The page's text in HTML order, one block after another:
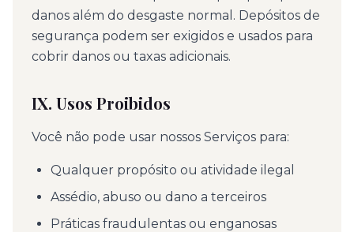
danos além do desgaste normal. Depósitos de
segurança podem ser exigidos e usados para
cobrir danos ou taxas adicionais.
IX. Usos Proibidos
Você não pode usar nossos Serviços para:
Qualquer propósito ou atividade ilegal
Assédio, abuso ou dano a terceiros
Práticas fraudulentas ou enganosas